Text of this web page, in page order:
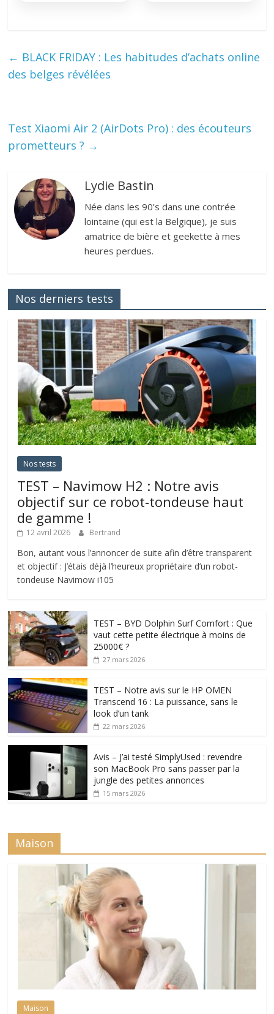
← BLACK FRIDAY : Les habitudes d’achats online
des belges révélées
Test Xiaomi Air 2 (AirDots Pro) : des écouteurs
prometteurs ? →
Lydie Bastin
Née dans les 90’s dans une contrée
lointaine (qui est la Belgique), je suis
amatrice de bière et geekette à mes
heures perdues.
Nos derniers tests
Nos tests
TEST – Navimow H2 : Notre avis
objectif sur ce robot-tondeuse haut
de gamme !
12 avril 2026 Bertrand
Bon, autant vous l’annoncer de suite afin d’être transparent
et objectif : J’étais déjà l’heureux propriétaire d’un robot-
tondeuse Navimow i105
TEST – BYD Dolphin Surf Comfort : Que
vaut cette petite électrique à moins de
25000€ ?
27 mars 2026
TEST – Notre avis sur le HP OMEN
Transcend 16 : La puissance, sans le
look d’un tank
22 mars 2026
Avis – J’ai testé SimplyUsed : revendre
son MacBook Pro sans passer par la
jungle des petites annonces
15 mars 2026
Maison
Maison